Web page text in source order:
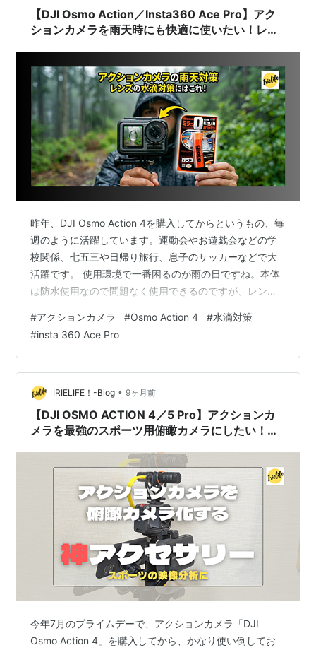
【DJI Osmo Action／Insta360 Ace Pro】アク
ションカメラを雨天時にも快適に使いたい！レン
昨年、DJI Osmo Action 4を購入してからというもの、毎
週のように活躍しています。運動会やお遊戯会などの学
校関係、七五三や日帰り旅行、息子のサッカーなどで大
活躍です。 使用環境で一番困るのが雨の日ですね。本体
は防水使用なので問題なく使用できるのですが、レンズ
像になってしまいます。 ここはしっかりと対策をしてお
くことが大切です。 ということで、私のレンズ濡れ対策
を紹介したいと思います。 用意するもの ガラコミラーコ
ートZERO サイドミラー&バックカメラ用 ソフト
99(SOFT99) glaco(ガラコ) 撥水剤 ガラコミラーコート
Z…
#アクションカメラ #Osmo Action 4 #水滴対策
#insta 360 Ace Pro
IRIELIFE！-Blog • 9ヶ月前
【DJI OSMO ACTION 4／5 Pro】アクションカ
メラを最強のスポーツ用俯瞰カメラにしたい！神
今年7月のプライムデーで、アクションカメラ「DJI
Osmo Action 4」を購入してから、かなり使い倒してお